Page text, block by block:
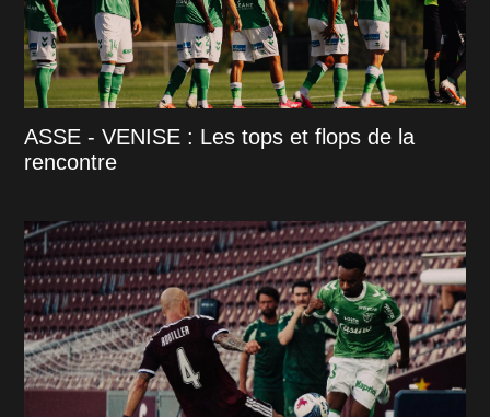
ASSE - VENISE : Les tops et flops de la
rencontre